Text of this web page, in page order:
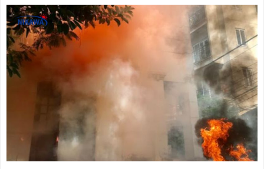
HÀNG
BỘ
DÂY
THOÁT
HIỂM
TỰ